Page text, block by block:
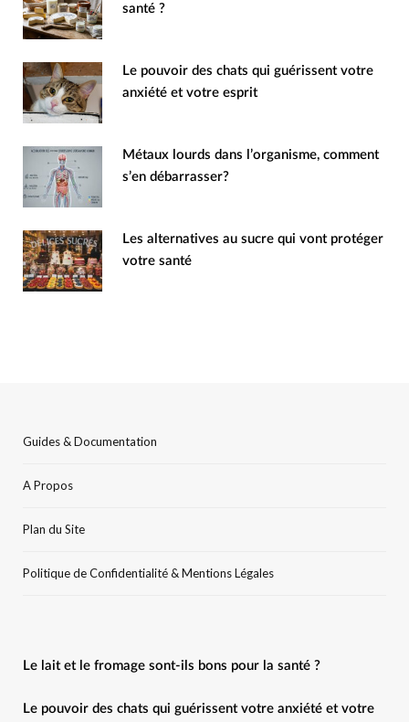
santé ?
Le pouvoir des chats qui guérissent votre
anxiété et votre esprit
Métaux lourds dans l’organisme, comment
s’en débarrasser?
Les alternatives au sucre qui vont protéger
votre santé
Guides & Documentation
A Propos
Plan du Site
Politique de Confidentialité & Mentions Légales
Le lait et le fromage sont-ils bons pour la santé ?
Le pouvoir des chats qui guérissent votre anxiété et votre